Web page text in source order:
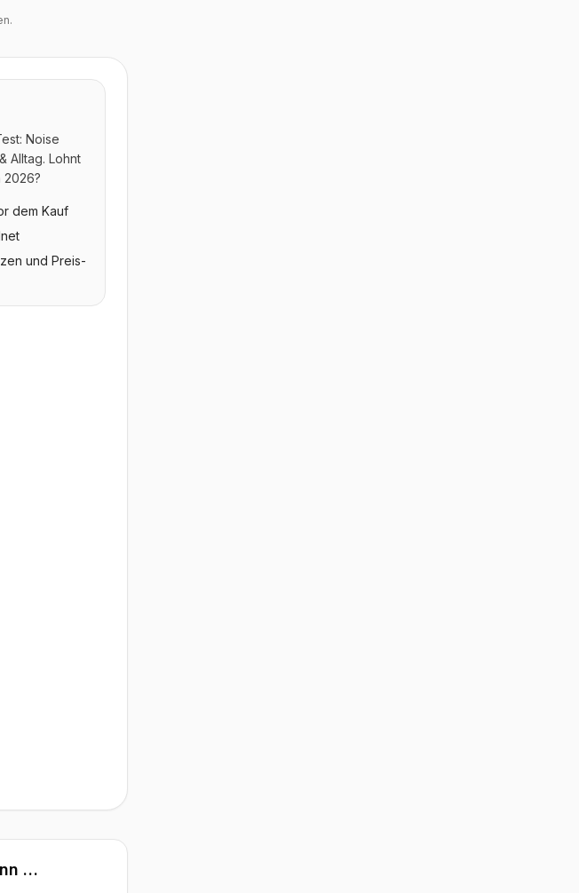
Noise
Alltag. Lohnt
dem Kauf
und Preis-
…